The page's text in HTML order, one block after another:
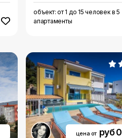
объект: от 1 до 15 человек в 5
апартаменты
цена от руб 0